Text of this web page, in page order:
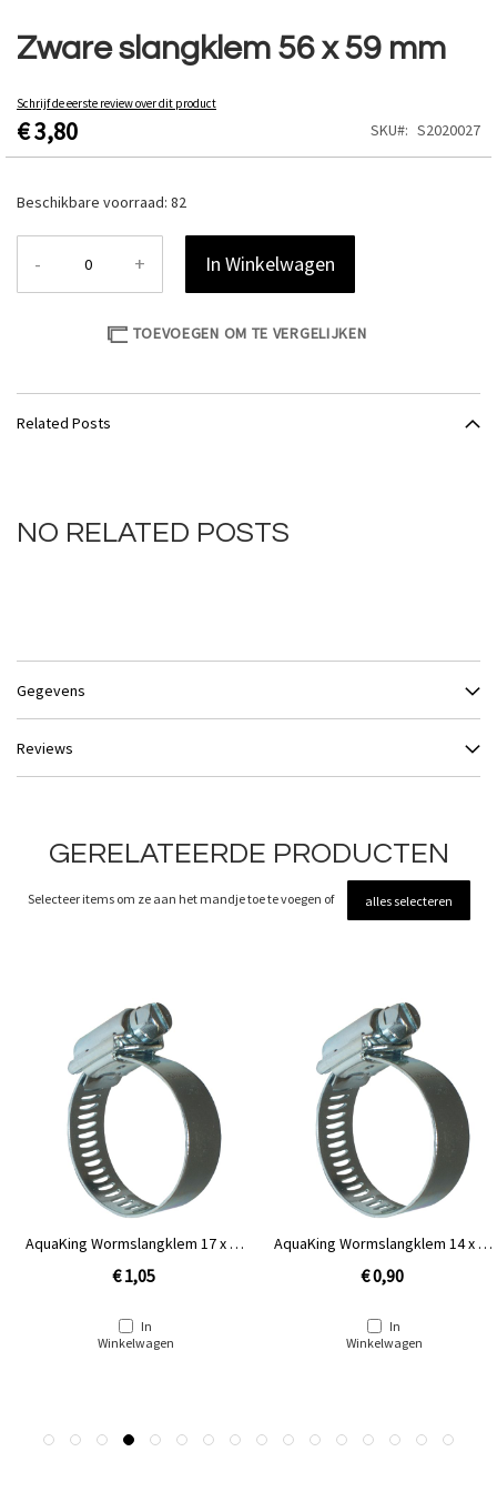
Zware slangklem 56 x 59 mm
Schrijf de eerste review over dit product
€ 3,80 SKU S2020027
Beschikbare voorraad: 82
- + In Winkelwagen
TOEVOEGEN OM TE VERGELIJKEN
naar
het
van
de
afbeeldingen-
Related Posts
NO RELATED POSTS
Gegevens
Reviews
GERELATEERDE PRODUCTEN
Selecteer items om ze aan het mandje toe te voegen of alles selecteren
AquaKing Wormslangklem 17 x 32
€ 1,05
In
Winkelwagen
AquaKing Wormslangklem 14 x 27
€ 0,90
In
Winkelwagen